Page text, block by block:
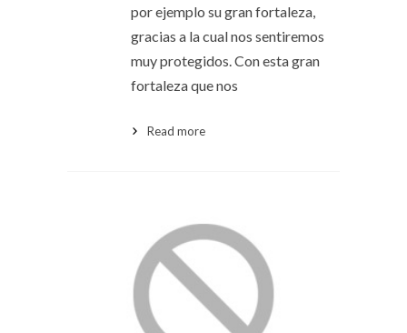
por ejemplo su gran fortaleza,
gracias a la cual nos sentiremos
muy protegidos. Con esta gran
fortaleza que nos
Read more